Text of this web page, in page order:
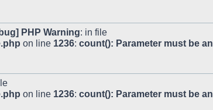
PHP Warning: in file
on line 1236: count(): Parameter must be an
on line 1236: count(): Parameter must be an